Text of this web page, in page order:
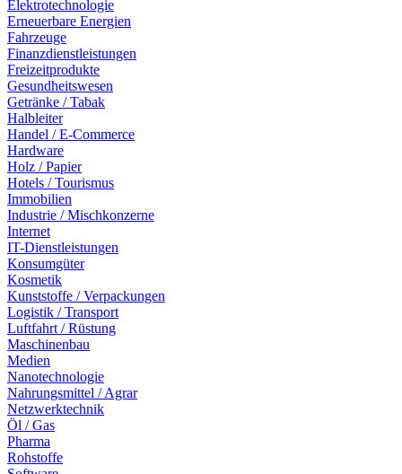
Elektrotechnologie
Erneuerbare Energien
Fahrzeuge
Finanzdienstleistungen
Freizeitprodukte
Gesundheitswesen
Getränke / Tabak
Halbleiter
Handel / E-Commerce
Hardware
Holz / Papier
Hotels / Tourismus
Immobilien
Industrie / Mischkonzerne
Internet
IT-Dienstleistungen
Konsumgüter
Kosmetik
Kunststoffe / Verpackungen
Logistik / Transport
Luftfahrt / Rüstung
Maschinenbau
Medien
Nanotechnologie
Nahrungsmittel / Agrar
Netzwerktechnik
Öl / Gas
Pharma
Rohstoffe